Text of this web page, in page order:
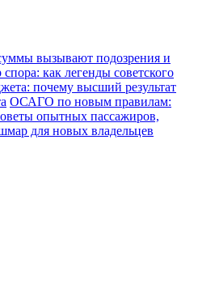
вызывают подозрения и
как легенды советского
почему высший результат
ОСАГО по новым правилам:
опытных пассажиров,
для новых владельцев